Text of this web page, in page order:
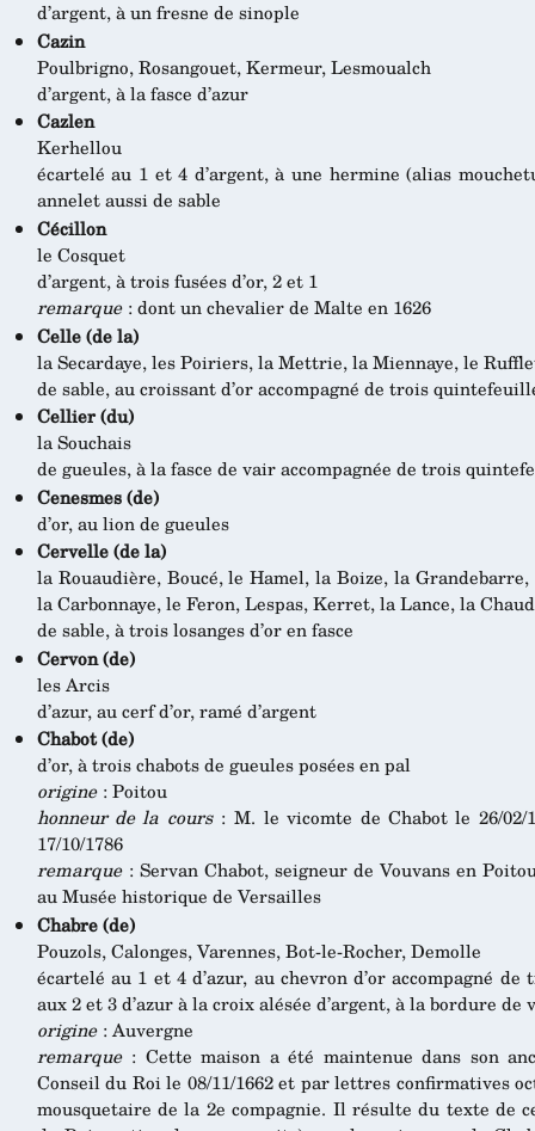
d’argent, à un fresne de sinople
Cazin
Poulbrigno, Rosangouet, Kermeur, Lesmoualch
d’argent, à la fasce d’azur
Cazlen
Kerhellou
écartelé au 1 et 4 d’argent, à une hermine (alias
annelet aussi de sable
Cécillon
le Cosquet
d’argent, à trois fusées d’or, 2 et 1
remarque: dont un chevalier de Malte en 1626
Celle (de la)
la Secardaye, les Poiriers, la Mettrie, la Miennaye, le
de sable, au croissant d’or accompagné de trois
Cellier (du)
la Souchais
de gueules, à la fasce de vair accompagnée de trois
Cenesmes (de)
d’or, au lion de gueules
Cervelle (de la)
la Rouaudière, Boucé, le Hamel, la Boize, la
la Carbonnaye, le Feron, Lespas, Kerret, la Lance, la
de sable, à trois losanges d’or en fasce
Cervon (de)
les Arcis
d’azur, au cerf d’or, ramé d’argent
Chabot (de)
d’or, à trois chabots de gueules posées en pal
origine: Poitou
honneur de la cours: M. le vicomte de Chabot le 26/02/
17/10/1786
remarque: Servan Chabot, seigneur de Vouvans en
au Musée historique de Versailles
Chabre (de)
Pouzols, Calonges, Varennes, Bot-le-Rocher, Demolle
écartelé au 1 et 4 d’azur, au chevron d’or accompagné
aux 2 et 3 d’azur à la croix alésée d’argent, à la bordure de
origine: Auvergne
remarque: Cette maison a été maintenue dans son
Conseil du Roi le 08/11/1662 et par lettres confirmatives
mousquetaire de la 2e compagnie. Il résulte du texte de